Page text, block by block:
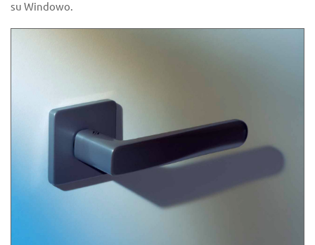
su Windowo.